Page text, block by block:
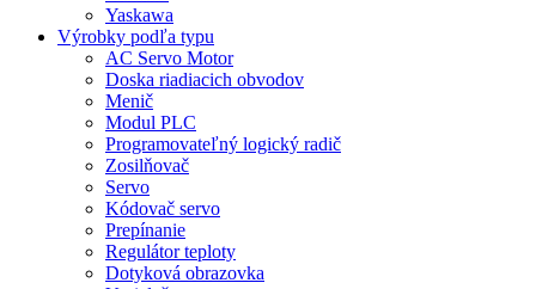
Yaskawa
Výrobky podľa typu
AC Servo Motor
Doska riadiacich obvodov
Menič
Modul PLC
Programovateľný logický radič
Zosilňovač
Servo
Kódovač servo
Prepínanie
Regulátor teploty
Dotyková obrazovka